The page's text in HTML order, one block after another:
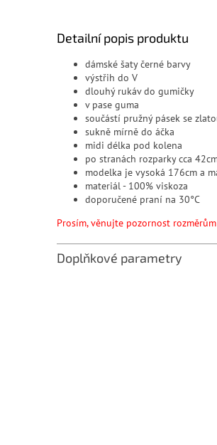
Detailní popis produktu
dámské šaty černé barvy
výstřih do V
dlouhý rukáv do gumičky
v pase guma
součástí pružný pásek se
sukně mírně do áčka
midi délka pod kolena
po stranách rozparky cca
modelka je vysoká 176cm a
materiál - 100% viskoza
doporučené praní na 30°C
Prosím, věnujte pozornost
Doplňkové parametry